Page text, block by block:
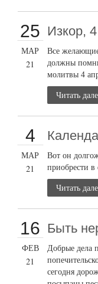
25
МАР
21
Изкор,
Все
должны
молитвы 4
Читать
4
МАР
21
Вот он
приобрести в
Читать
16
ФЕВ
21
Быть
Добрые дела
сегодня